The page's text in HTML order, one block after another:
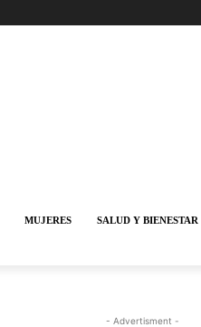
MUJERES
SALUD Y BIENESTAR
- Advertisment -